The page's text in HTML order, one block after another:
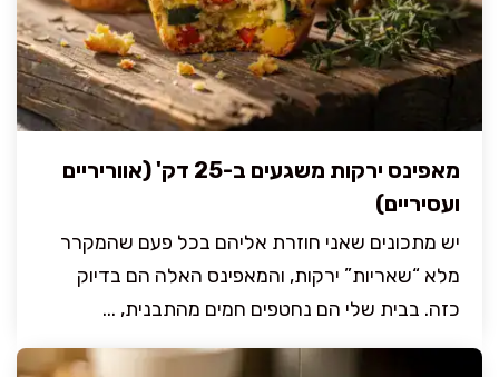
מאפינס ירקות משגעים ב-25 דק' (אווריריים
ועסיריים)
יש מתכונים שאני חוזרת אליהם בכל פעם שהמקרר
מלא “שאריות” ירקות, והמאפינס האלה הם בדיוק
כזה. בבית שלי הם נחטפים חמים מהתבנית, ...